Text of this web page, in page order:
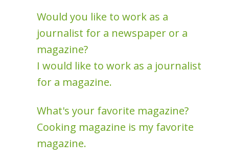
Would you like to work as a
journalist for a newspaper or a
magazine?
I would like to work as a journalist
for a magazine.
What's your favorite magazine?
Cooking magazine is my favorite
magazine.